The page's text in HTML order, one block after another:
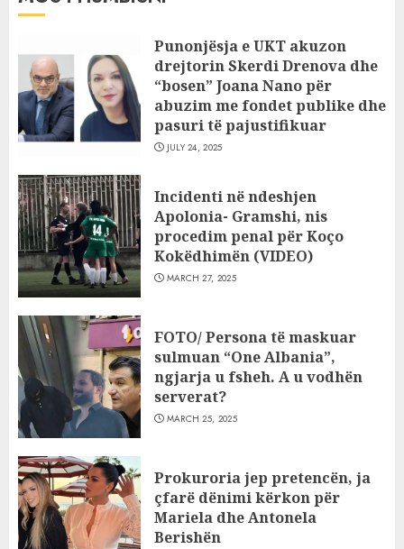
Punonjësja e UKT akuzon
drejtorin Skerdi Drenova dhe
“bosen” Joana Nano për
abuzim me fondet publike dhe
pasuri të pajustifikuar
JULY 24, 2025
Incidenti në ndeshjen
Apolonia- Gramshi, nis
procedim penal për Koço
Kokëdhimën (VIDEO)
MARCH 27, 2025
FOTO/ Persona të maskuar
sulmuan “One Albania”,
ngjarja u fsheh. A u vodhën
serverat?
MARCH 25, 2025
Prokuroria jep pretencën, ja
çfarë dënimi kërkon për
Mariela dhe Antonela
Berishën